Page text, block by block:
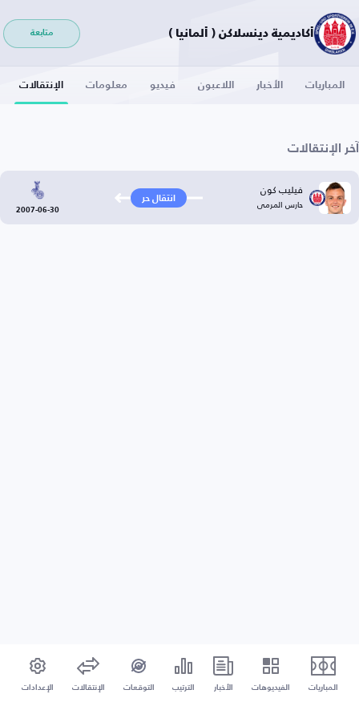
أكاديمية دينسلاكن ( ألمانيا ) متابعة
المباريات الأخبار اللاعبون فيديو معلومات الإنتقالات
آخر الإنتقالات
فيليب كون
حارس المرمى انتقال حر
2007-06-30
المباريات الفيديوهات الأخبار الترتيب التوقعات الإنتقالات الإعدادات